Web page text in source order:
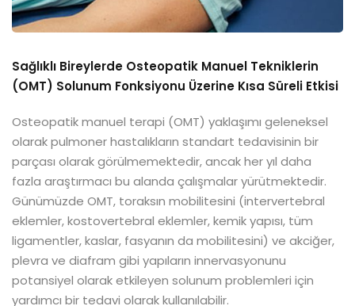
Sağlıklı Bireylerde Osteopatik Manuel Tekniklerin
(OMT) Solunum Fonksiyonu Üzerine Kısa Süreli Etkisi
Osteopatik manuel terapi (OMT) yaklaşımı geleneksel
olarak pulmoner hastalıkların standart tedavisinin bir
parçası olarak görülmemektedir, ancak her yıl daha
fazla araştırmacı bu alanda çalışmalar yürütmektedir.
Günümüzde OMT, toraksın mobilitesini (intervertebral
eklemler, kostovertebral eklemler, kemik yapısı, tüm
ligamentler, kaslar, fasyanın da mobilitesini) ve akciğer,
plevra ve diafram gibi yapıların innervasyonunu
potansiyel olarak etkileyen solunum problemleri için
yardımcı bir tedavi olarak kullanılabilir.